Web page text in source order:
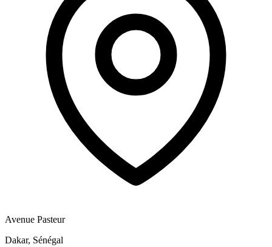
Avenue Pasteur
Dakar, Sénégal